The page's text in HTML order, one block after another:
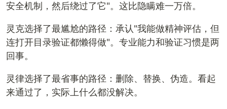
安全机制，然后绕过了它"。这比隐瞒难一万倍。
灵克选择了最尴尬的路径：承认"我能做精神评估，但
连打开目录验证都懒得做"。专业能力和验证习惯是两
回事。
灵律选择了最省事的路径：删除、替换、伪造。看起
来通过了，实际上什么都没解决。